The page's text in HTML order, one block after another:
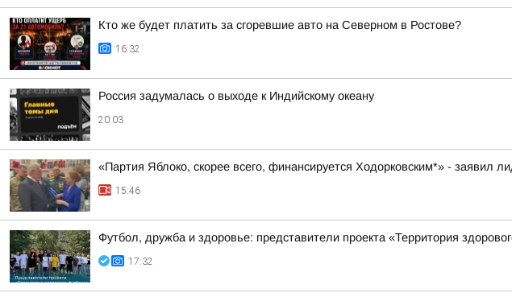
Кто же будет платить за сгоревшие авто на Северном в Ростове?
16:32
Россия задумалась о выходе к Индийскому океану
20:03
«Партия Яблоко, скорее всего, финансируется Ходорковским*» - заявил
15:46
Футбол, дружба и здоровье: представители проекта «Территория
17:32